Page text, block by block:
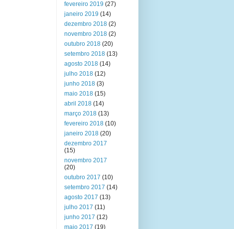
fevereiro 2019 (27)
janeiro 2019 (14)
dezembro 2018 (2)
novembro 2018 (2)
outubro 2018 (20)
setembro 2018 (13)
agosto 2018 (14)
julho 2018 (12)
junho 2018 (3)
maio 2018 (15)
abril 2018 (14)
março 2018 (13)
fevereiro 2018 (10)
janeiro 2018 (20)
dezembro 2017
(15)
novembro 2017
(20)
outubro 2017 (10)
setembro 2017 (14)
agosto 2017 (13)
julho 2017 (11)
junho 2017 (12)
maio 2017 (19)